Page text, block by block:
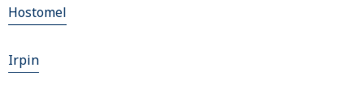
Hostomel
Irpin